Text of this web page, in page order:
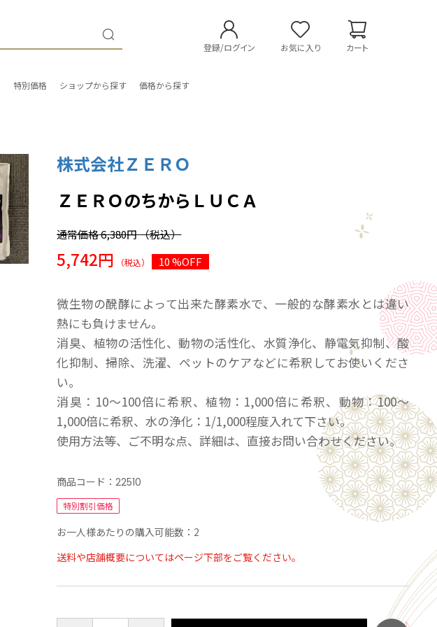
登録/ログイン お気に入り カート
特別価格 ショップから探す 価格から探す
株式会社ＺＥＲＯ
ＺＥＲＯのちからＬＵＣＡ
通常価格6,380円（税込）
5,742円 （税込） 10 %OFF
微生物の醗酵によって出来た酵素水で、一般的な酵素水とは違い
熱にも負けません。
消臭、植物の活性化、動物の活性化、水質浄化、静電気抑制、酸
化抑制、掃除、洗濯、ペットのケアなどに希釈してお使いくださ
い。
消臭：10～100倍に希釈、植物：1,000倍に希釈、動物：100～
1,000倍に希釈、水の浄化：1/1,000程度入れて下さい。
使用方法等、ご不明な点、詳細は、直接お問い合わせください。
商品コード：22510
特別割引価格
お一人様あたりの購入可能数：2
送料や店舗概要についてはページ下部をご覧ください。